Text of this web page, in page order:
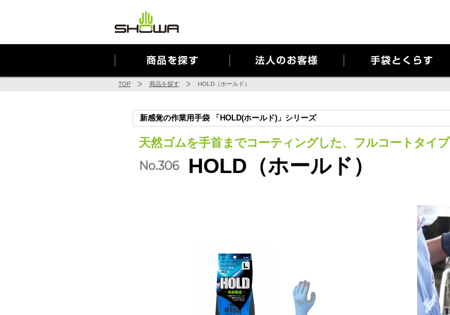
TOP 商品を探す HOLD（ホールド）
新感覚の作業用手袋 「HOLD(ホールド)」シリーズ
天然ゴムを手首までコーティングした、フルコートタイプ
No.306 HOLD（ホールド）